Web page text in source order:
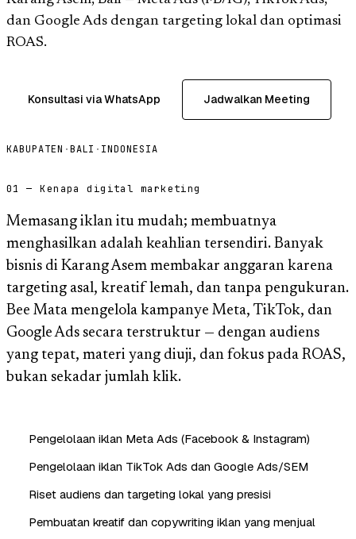
dan Google Ads dengan targeting lokal dan optimasi
ROAS.
Konsultasi via WhatsApp Jadwalkan Meeting
KABUPATEN ·BALI · INDONESIA
01 — Kenapa digital marketing
Memasang iklan itu mudah; membuatnya
menghasilkan adalah keahlian tersendiri. Banyak
bisnis di Karang Asem membakar anggaran karena
targeting asal, kreatif lemah, dan tanpa pengukuran.
Bee Mata mengelola kampanye Meta, TikTok, dan
Google Ads secara terstruktur — dengan audiens
yang tepat, materi yang diuji, dan fokus pada ROAS,
bukan sekadar jumlah klik.
Pengelolaan iklan Meta Ads (Facebook & Instagram)
Pengelolaan iklan TikTok Ads dan Google Ads/SEM
Riset audiens dan targeting lokal yang presisi
Pembuatan kreatif dan copywriting iklan yang menjual